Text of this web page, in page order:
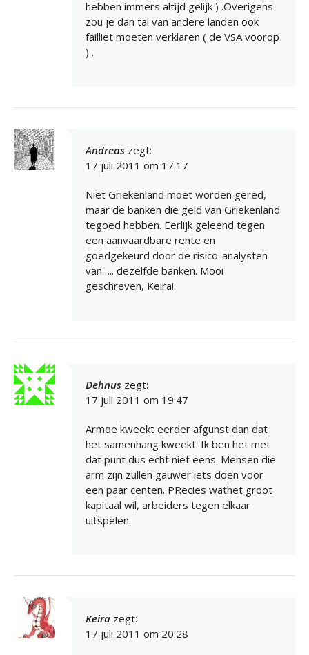
hebben immers altijd gelijk ) .Overigens
zou je dan tal van andere landen ook
failliet moeten verklaren ( de VSA voorop
) .
Andreas zegt:
17 juli 2011 om 17:17
Niet Griekenland moet worden gered,
maar de banken die geld van Griekenland
tegoed hebben. Eerlijk geleend tegen
een aanvaardbare rente en
goedgekeurd door de risico-analysten
van….. dezelfde banken. Mooi
geschreven, Keira!
Dehnus zegt:
17 juli 2011 om 19:47
Armoe kweekt eerder afgunst dan dat
het samenhang kweekt. Ik ben het met
dat punt dus echt niet eens. Mensen die
arm zijn zullen gauwer iets doen voor
een paar centen. PRecies wathet groot
kapitaal wil, arbeiders tegen elkaar
uitspelen.
Keira zegt:
17 juli 2011 om 20:28